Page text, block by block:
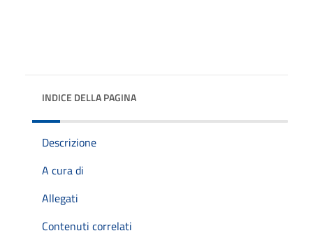
INDICE DELLA PAGINA
Descrizione
A cura di
Allegati
Contenuti correlati